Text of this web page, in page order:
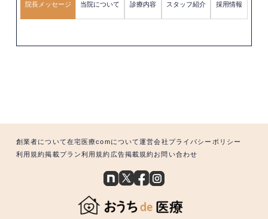
院長メッセージ 当院について 診療内容 スタッフ紹介 採用情報
創業者について在宅医療comについて運営会社 プライバシーポリシー
利用規約掲載プラン利用規約 広告掲載規約お問い合わせ